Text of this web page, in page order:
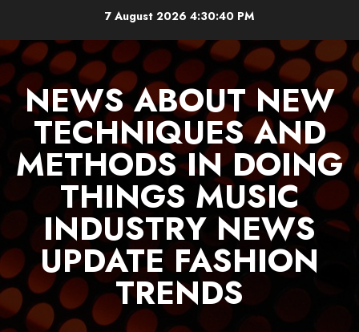
content
7 August 2026 4:30:40 PM
NEWS ABOUT NEW
TECHNIQUES AND
METHODS IN DOING
THINGS MUSIC
INDUSTRY NEWS
UPDATE FASHION
TRENDS